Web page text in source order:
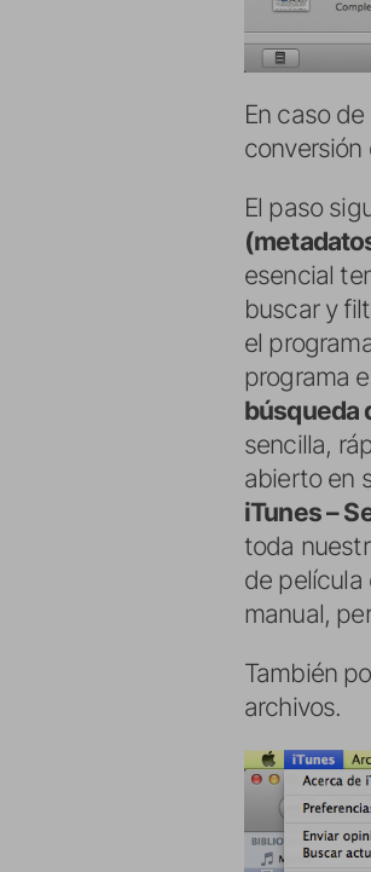
En caso
El paso
esencial
buscar y
el
programa
búsqueda
sencilla,
abierto en
iTunes –
toda
de película
manual,
También
archivos.